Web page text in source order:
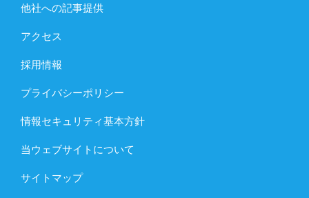
他社への記事提供
アクセス
採用情報
プライバシーポリシー
情報セキュリティ基本方針
当ウェブサイトについて
サイトマップ